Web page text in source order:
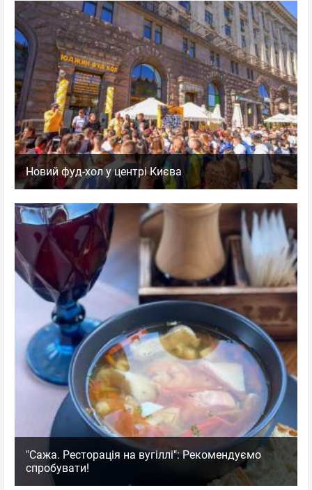
Новий фуд-хол у центрі Києва
"Сажа. Ресторація на вугіллі": Рекомендуємо
спробувати!